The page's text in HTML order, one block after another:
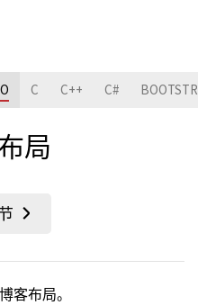
C C++ C#
局
客布局。